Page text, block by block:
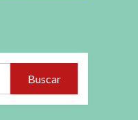
Buscar